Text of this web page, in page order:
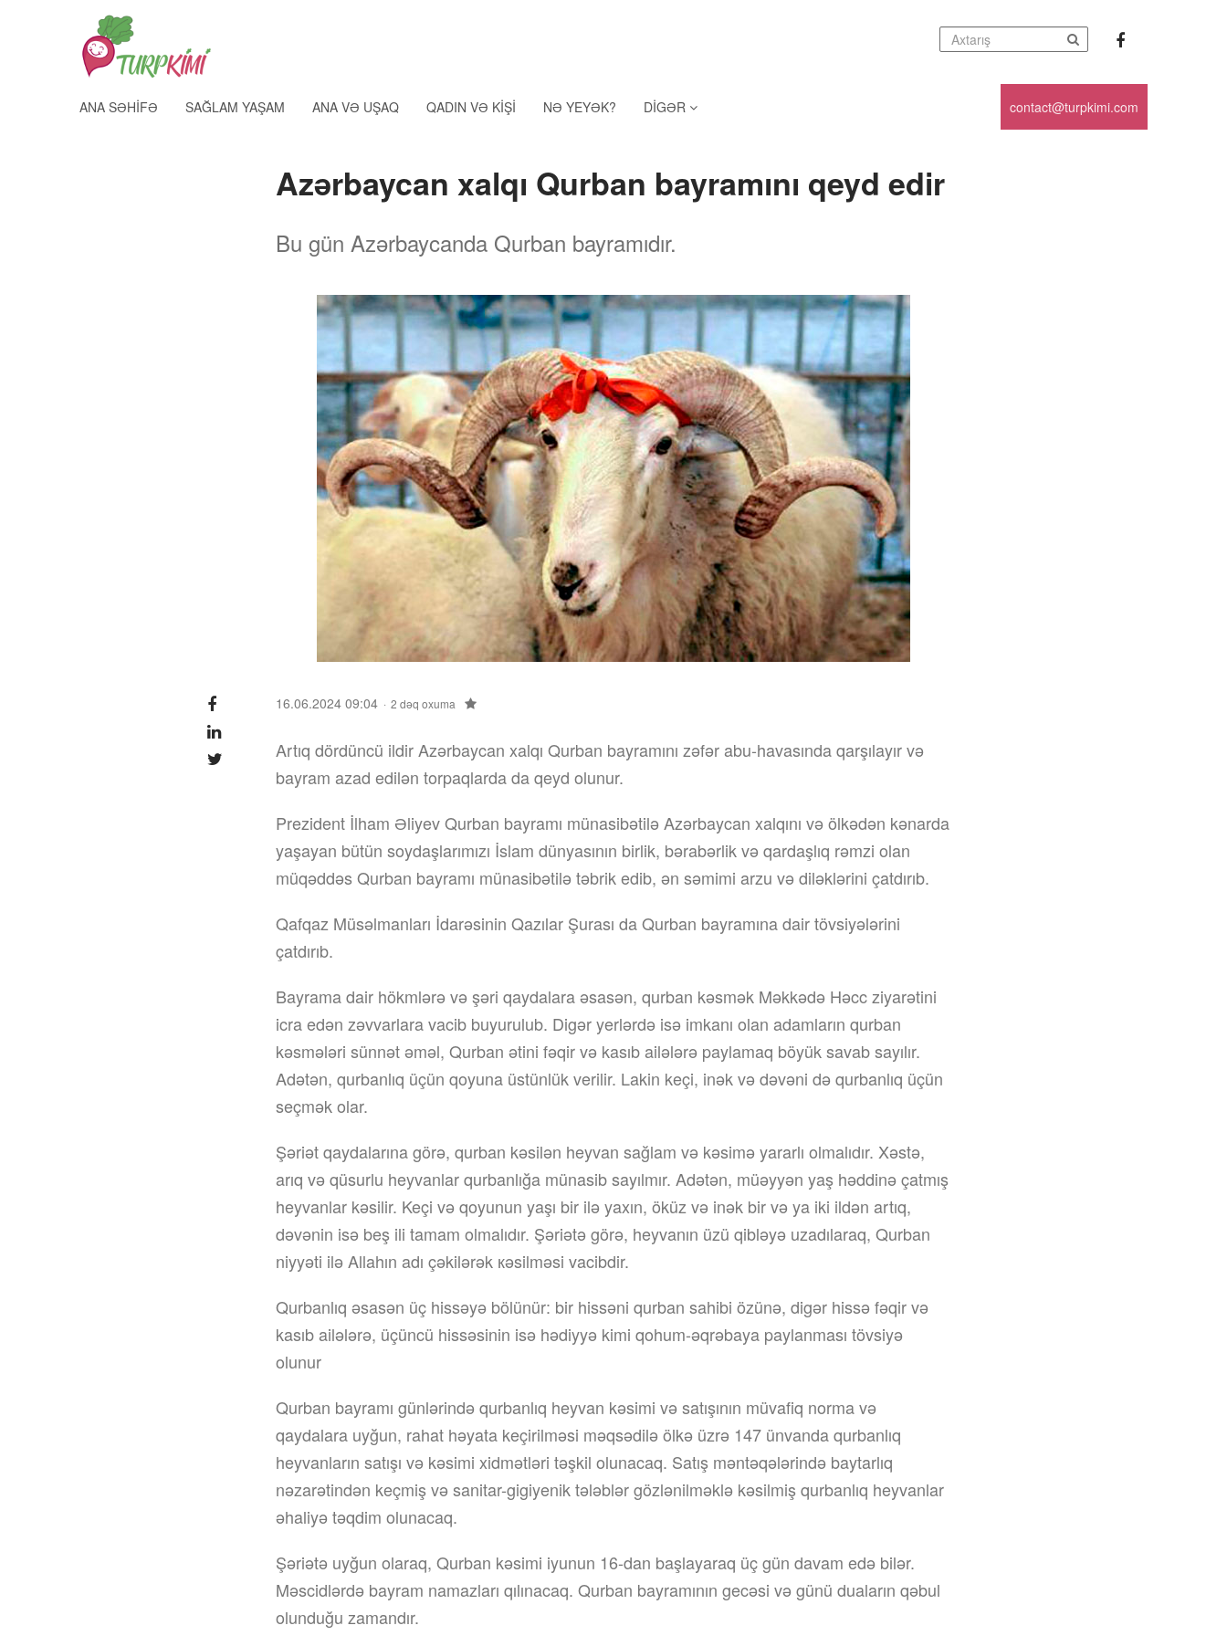
ANA SƏHIFƏ SAĞLAM YAŞAM ANA VƏ UŞAQ QADIN VƏ KIŞI NƏ YEYƏK? DIGƏR contact@turpkimi.com
Azərbaycan xalqı Qurban bayramını qeyd edir
Bu gün Azərbaycanda Qurban bayramıdır.
16.06.2024 09:04 2 dəq oxuma
Artıq dördüncü ildir Azərbaycan xalqı Qurban bayramını zəfər abu-havasında qarşılayır və
bayram azad edilən torpaqlarda da qeyd olunur.
Prezident İlham Əliyev Qurban bayramı münasibətilə Azərbaycan xalqını və ölkədən kənarda
yaşayan bütün soydaşlarımızı İslam dünyasının birlik, bərabərlik və qardaşlıq rəmzi olan
müqəddəs Qurban bayramı münasibətilə təbrik edib, ən səmimi arzu və diləklərini çatdırıb.
Qafqaz Müsəlmanları İdarəsinin Qazılar Şurası da Qurban bayramına dair tövsiyələrini
çatdırıb.
Bayrama dair hökmlərə və şəri qaydalara əsasən, qurban kəsmək Məkkədə Həcc ziyarətini
icra edən zəvvarlara vacib buyurulub. Digər yerlərdə isə imkanı olan adamların qurban
kəsmələri sünnət əməl, Qurban ətini fəqir və kasıb ailələrə paylamaq böyük savab sayılır.
Adətən, qurbanlıq üçün qoyuna üstünlük verilir. Lakin keçi, inək və dəvəni də qurbanlıq üçün
seçmək olar.
Şəriət qaydalarına görə, qurban kəsilən heyvan sağlam və kəsimə yararlı olmalıdır. Xəstə,
arıq və qüsurlu heyvanlar qurbanlığa münasib sayılmır. Adətən, müəyyən yaş həddinə çatmış
heyvanlar kəsilir. Keçi və qoyunun yaşı bir ilə yaxın, öküz və inək bir və ya iki ildən artıq,
dəvənin isə beş ili tamam olmalıdır. Şəriətə görə, heyvanın üzü qibləyə uzadılaraq, Qurban
niyyəti ilə Allahın adı çəkilərək кəsilməsi vacibdir.
Qurbanlıq əsasən üç hissəyə bölünür: bir hissəni qurban sahibi özünə, digər hissə fəqir və
kasıb ailələrə, üçüncü hissəsinin isə hədiyyə kimi qohum-əqrəbaya paylanması tövsiyə
olunur
Qurban bayramı günlərində qurbanlıq heyvan kəsimi və satışının müvafiq norma və
qaydalara uyğun, rahat həyata keçirilməsi məqsədilə ölkə üzrə 147 ünvanda qurbanlıq
heyvanların satışı və kəsimi xidmətləri təşkil olunacaq. Satış məntəqələrində baytarlıq
nəzarətindən keçmiş və sanitar-gigiyenik tələblər gözlənilməklə kəsilmiş qurbanlıq heyvanlar
əhaliyə təqdim olunacaq.
Şəriətə uyğun olaraq, Qurban kəsimi iyunun 16-dan başlayaraq üç gün davam edə bilər.
Məscidlərdə bayram namazları qılınacaq. Qurban bayramının gecəsi və günü duaların qəbul
olunduğu zamandır.